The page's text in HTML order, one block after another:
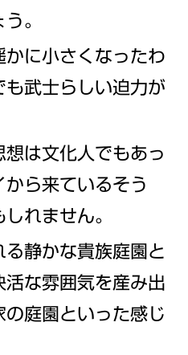
。
に小さくなったわ
も武士らしい迫力が
は文化人でもあっ
ら来ているそう
れません。
静かな貴族庭園と
な雰囲気を産み出
の庭園といった感じ